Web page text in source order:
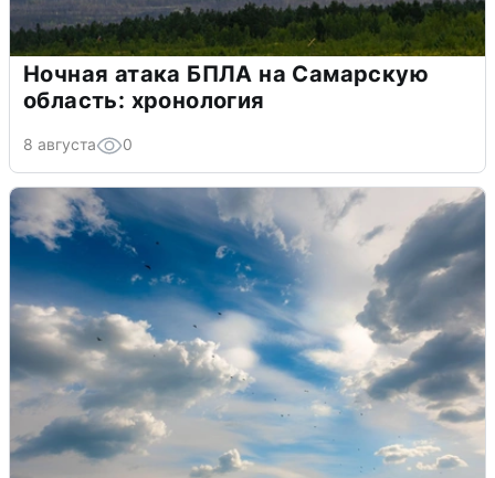
Ночная атака БПЛА на Самарскую
область: хронология
8 августа 0